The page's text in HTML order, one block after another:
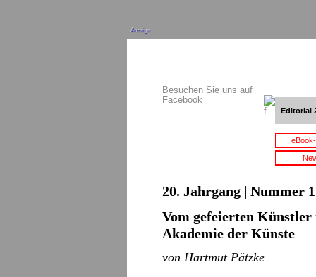
Anzeige
Besuchen Sie uns auf
Facebook
Editorial
20. Jahrgang | Nummer
Vom gefeierten
Akademie der Künste
von Hartmut Pätzke